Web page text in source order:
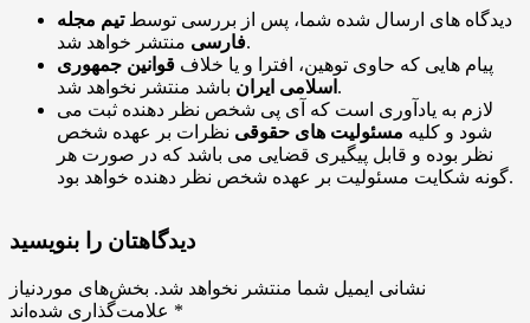
دیدگاه های ارسال شده شما، پس از بررسی توسطتیم مجله
فارسیمنتشر خواهد شد.
پیام هایی که حاوی توهین، افترا و یا خلاف قوانین جمهوری
اسلامی ایران باشد منتشر نخواهد شد.
لازم به یادآوری است که آی پی شخص نظر دهنده ثبت می
شود و کلیه مسئولیت های حقوقی نظرات بر عهده شخص
نظر بوده و قابل پیگیری قضایی می باشد که در صورت هر
گونه شکایت مسئولیت بر عهده شخص نظر دهنده خواهد بود.
دیدگاهتان را بنویسید
نشانی ایمیل شما منتشر نخواهد شد. بخش‌های موردنیاز
*